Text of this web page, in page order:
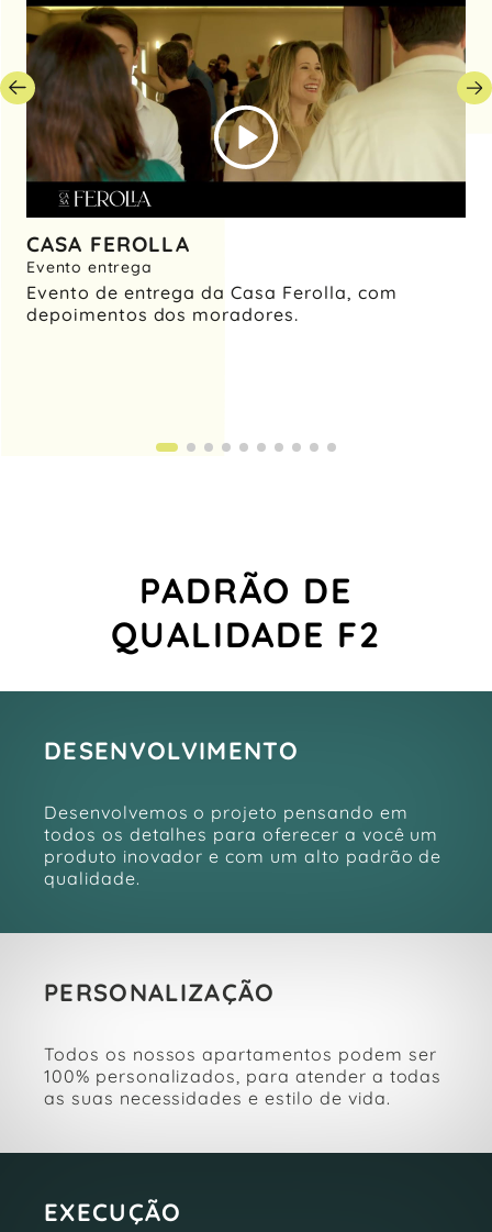
CASA FEROLLA
Evento entrega
Evento de entrega da Casa Ferolla, com
depoimentos dos moradores.
PADRÃO DE
QUALIDADE F2
DESENVOLVIMENTO
Desenvolvemos o projeto pensando em
todos os detalhes para oferecer a você um
produto inovador e com um alto padrão de
qualidade.
PERSONALIZAÇÃO
Todos os nossos apartamentos podem ser
100% personalizados, para atender a todas
as suas necessidades e estilo de vida.
EXECUÇÃO